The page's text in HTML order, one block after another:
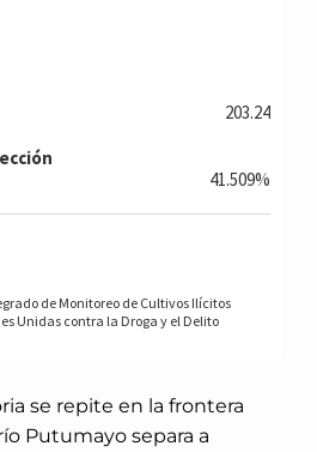
se repite en la frontera
Putumayo separa a